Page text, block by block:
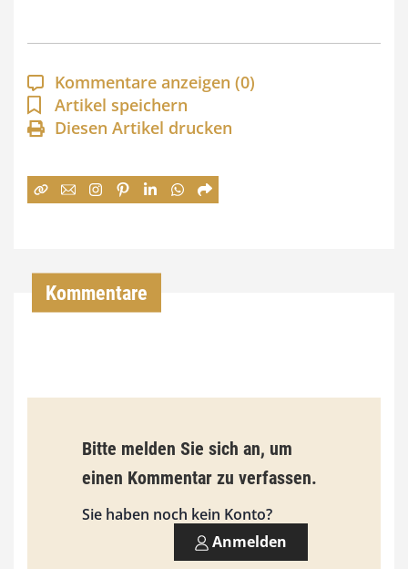
p
a
n
n
:
€
i
s
9
Kommentare anzeigen (0)
Artikel speichern
Diesen Artikel drucken
Kommentare
Bitte melden Sie sich an, um
einen Kommentar zu verfassen.
Sie haben noch kein Konto?
Anmelden